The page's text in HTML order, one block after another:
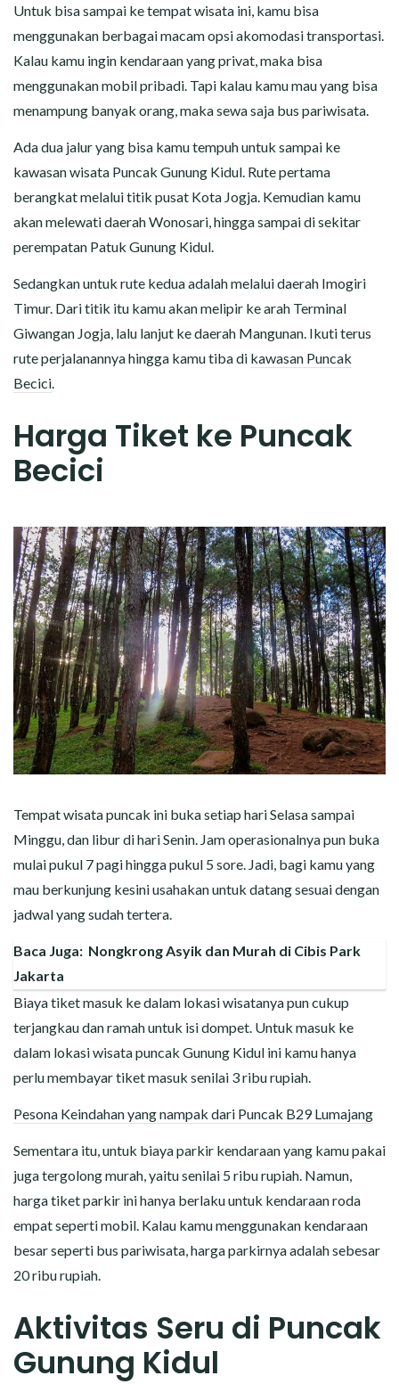
Untuk bisa sampai ke tempat wisata ini, kamu bisa
menggunakan berbagai macam opsi akomodasi transportasi.
Kalau kamu ingin kendaraan yang privat, maka bisa
menggunakan mobil pribadi. Tapi kalau kamu mau yang bisa
menampung banyak orang, maka sewa saja bus pariwisata.
Ada dua jalur yang bisa kamu tempuh untuk sampai ke
kawasan wisata Puncak Gunung Kidul. Rute pertama
berangkat melalui titik pusat Kota Jogja. Kemudian kamu
akan melewati daerah Wonosari, hingga sampai di sekitar
perempatan Patuk Gunung Kidul.
Sedangkan untuk rute kedua adalah melalui daerah Imogiri
Timur. Dari titik itu kamu akan melipir ke arah Terminal
Giwangan Jogja, lalu lanjut ke daerah Mangunan. Ikuti terus
rute perjalanannya hingga kamu tiba di kawasan Puncak
Becici
Harga Tiket ke Puncak
Becici
Tempat wisata puncak ini buka setiap hari Selasa sampai
Minggu, dan libur di hari Senin. Jam operasionalnya pun buka
mulai pukul 7 pagi hingga pukul 5 sore. Jadi, bagi kamu yang
mau berkunjung kesini usahakan untuk datang sesuai dengan
jadwal yang sudah tertera.
Baca Juga: Nongkrong Asyik dan Murah di Cibis Park
Jakarta
Biaya tiket masuk ke dalam lokasi wisatanya pun cukup
terjangkau dan ramah untuk isi dompet. Untuk masuk ke
dalam lokasi wisata puncak Gunung Kidul ini kamu hanya
perlu membayar tiket masuk senilai 3 ribu rupiah.
Pesona Keindahan yang nampak dari Puncak B29 Lumajang
Sementara itu, untuk biaya parkir kendaraan yang kamu pakai
juga tergolong murah, yaitu senilai 5 ribu rupiah. Namun,
harga tiket parkir ini hanya berlaku untuk kendaraan roda
empat seperti mobil. Kalau kamu menggunakan kendaraan
besar seperti bus pariwisata, harga parkirnya adalah sebesar
20 ribu rupiah.
Aktivitas Seru di Puncak
Gunung Kidul